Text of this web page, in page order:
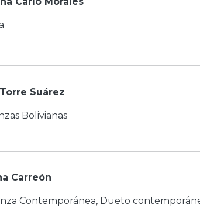
Suárez
Bolivianas
Carreón
Contemporánea, Dueto